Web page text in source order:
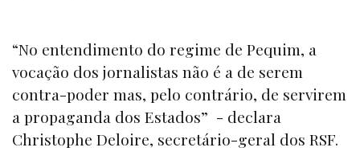
“No entendimento do regime de Pequim, a
vocação dos jornalistas não é a de serem
contra-poder mas, pelo contrário, de servirem
a propaganda dos Estados” - declara
Christophe Deloire, secretário-geral dos RSF.